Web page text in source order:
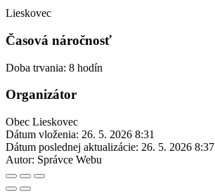
Lieskovec
Časová náročnosť
Doba trvania: 8 hodín
Organizátor
Obec Lieskovec
Dátum vloženia: 26. 5. 2026 8:31
Dátum poslednej aktualizácie: 26. 5. 2026 8:37
Autor: Správce Webu